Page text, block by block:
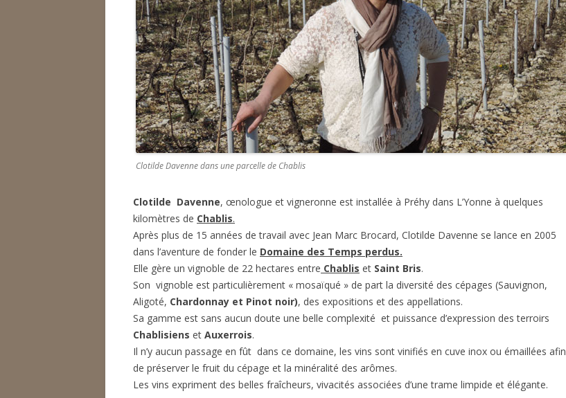
DOMAINE DES CLOS
DOMAINE MARCHAND TAWSE
DOMAINE LES TEMPS PERDUS
DOMAINE JULIEN CRUCHANDEAU
DOMAINE LES CHAMPS DE
L’ABBAYE
Clotilde Davenne dans une parcelle de Chablis
Clotilde Davenne, œnologue et vigneronne est installée à Préhy dans L’Yonne à quelques
kilomètres de Chablis.
Après plus de 15 années de travail avec Jean Marc Brocard, Clotilde Davenne se lance en 2005
dans l’aventure de fonder le Domaine des Temps perdus.
Elle gère un vignoble de 22 hectares entre Chablis et Saint Bris.
Son vignoble est particulièrement « mosaïqué » de part la diversité des cépages (Sauvignon,
Aligoté, Chardonnay et Pinot noir), des expositions et des appellations.
Sa gamme est sans aucun doute une belle complexité et puissance d’expression des terroirs
Chablisiens et Auxerrois.
Il n’y aucun passage en fût dans ce domaine, les vins sont vinifiés en cuve inox ou émaillées afin
de préserver le fruit du cépage et la minéralité des arômes.
Les vins expriment des belles fraîcheurs, vivacités associées d’une trame limpide et élégante.